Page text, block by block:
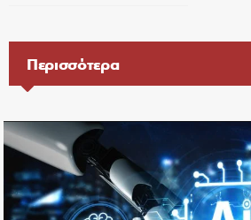
Περισσότερα